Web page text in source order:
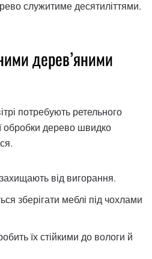
служитиме десятиліттями.
дерев’яними
потребують ретельного
обробки дерево швидко
від вигорання.
зберігати меблі під чохлами
їх стійкими до вологи й